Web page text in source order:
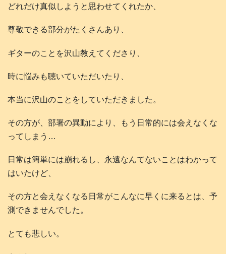
どれだけ真似しようと思わせてくれたか、
尊敬できる部分がたくさんあり、
ギターのことを沢山教えてくださり、
時に悩みも聴いていただいたり、
本当に沢山のことをしていただきました。
その方が、部署の異動により、もう日常的には会えなくな
ってしまう…
日常は簡単には崩れるし、永遠なんてないことはわかって
はいたけど、
その方と会えなくなる日常がこんなに早くに来るとは、予
測できませんでした。
とても悲しい。